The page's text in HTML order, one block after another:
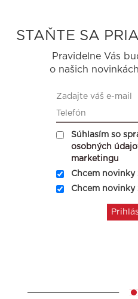
STAŇTE SA
Pravidelne Vás
o našich
Súhlasím so
osobných
marketingu
Chcem novinky
Chcem novinky